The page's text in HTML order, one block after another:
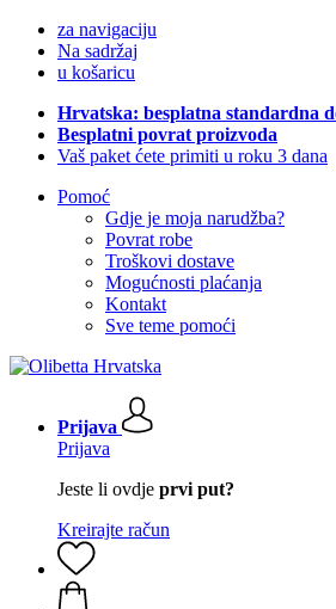
za navigaciju
Na sadržaj
u košaricu
Hrvatska: besplatna standardna
Besplatni povrat proizvoda
Vaš paket ćete primiti u roku 3 dana
Pomoć
Gdje je moja narudžba?
Povrat robe
Troškovi dostave
Mogućnosti plaćanja
Kontakt
Sve teme pomoći
Prijava
Prijava
Jeste li ovdje prvi put?
Kreirajte račun